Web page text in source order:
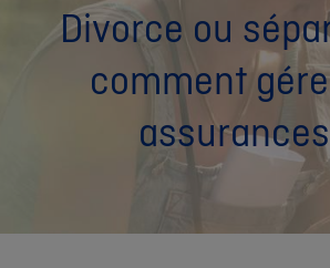
Divorce ou
comment